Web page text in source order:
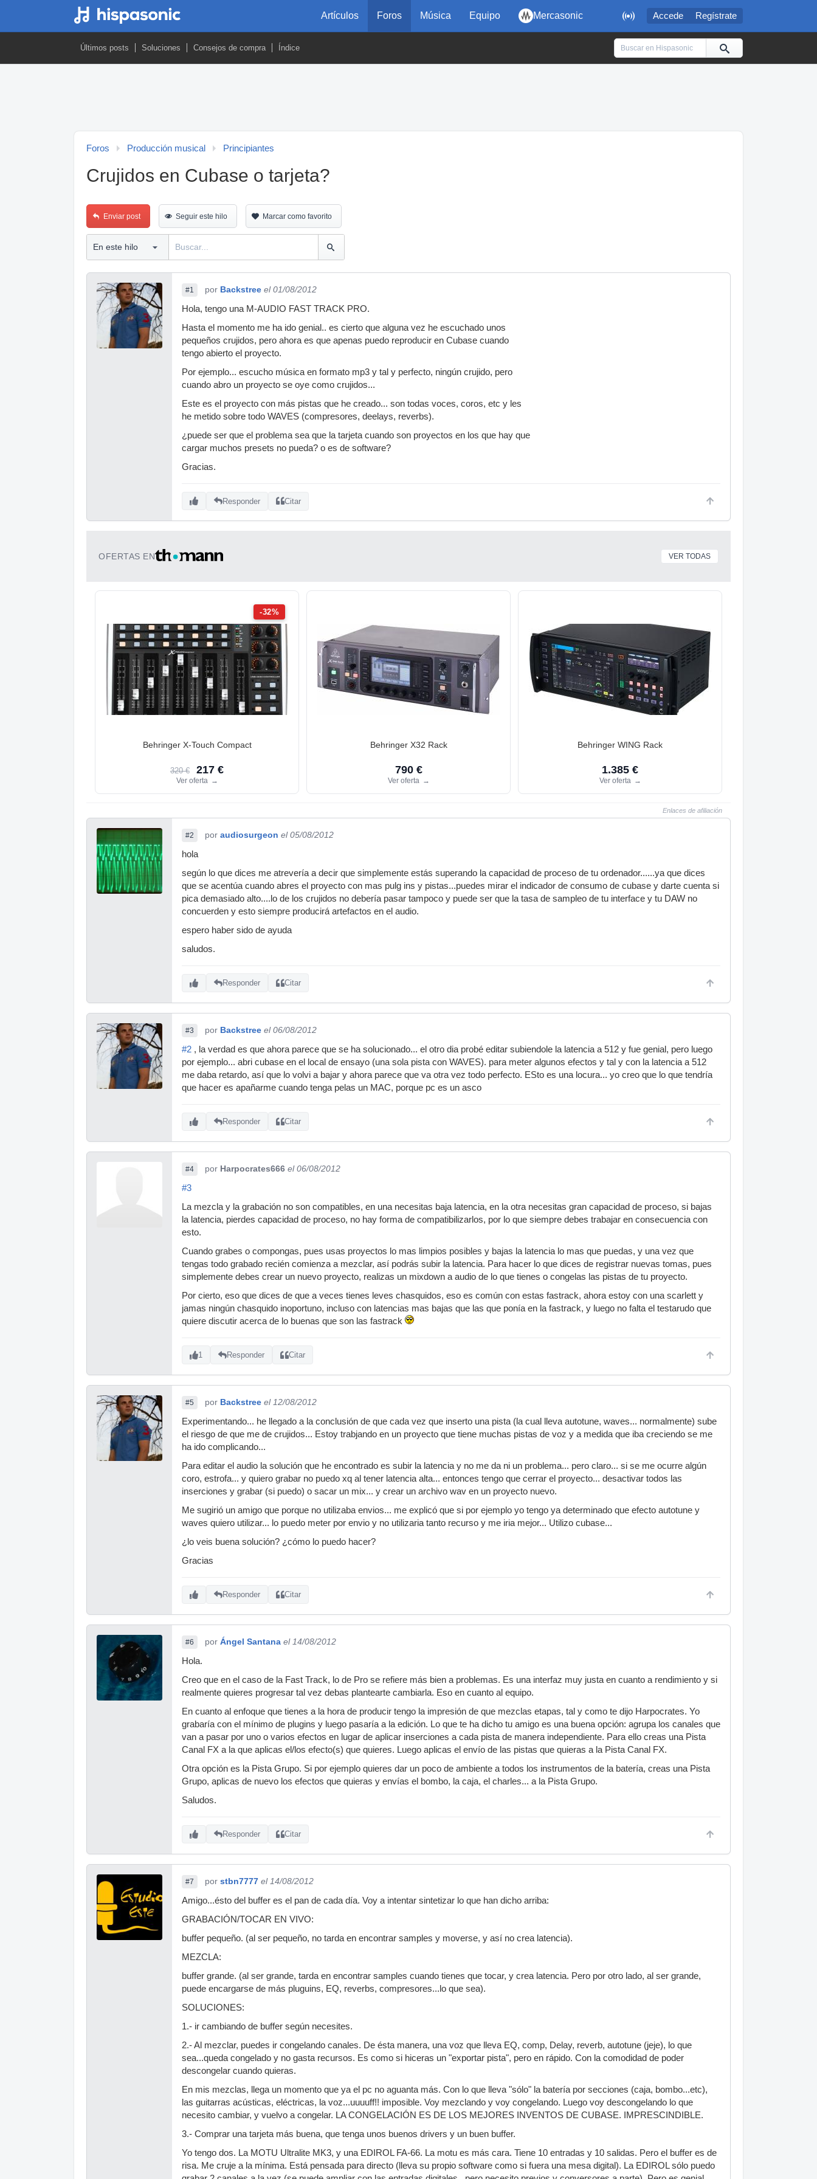
 Accede Regístrate
Artículos Foros Música Equipo Mercasonic
Últimos posts Soluciones Consejos de compra Índice
Foros Producción musical Principiantes
Crujidos en Cubase o tarjeta?
Enviar post Seguir este hilo Marcar como favorito
#1 por Backstree el 01/08/2012
Hola, tengo una M-AUDIO FAST TRACK PRO.
Hasta el momento me ha ido genial.. es cierto que alguna vez he escuchado unos
pequeños crujidos, pero ahora es que apenas puedo reproducir en Cubase cuando
tengo abierto el proyecto.
Por ejemplo... escucho música en formato mp3 y tal y perfecto, ningún crujido, pero
cuando abro un proyecto se oye como crujidos...
Este es el proyecto con más pistas que he creado... son todas voces, coros, etc y les
he metido sobre todo WAVES (compresores, deelays, reverbs).
¿puede ser que el problema sea que la tarjeta cuando son proyectos en los que hay que
cargar muchos presets no pueda? o es de software?
Gracias.
Responder Citar
OFERTAS EN VER TODAS
-32%
Behringer X-Touch Compact
320 € 217 €
Ver oferta →
Behringer X32 Rack
790 €
Ver oferta →
Behringer WING Rack
1.385 €
Ver oferta →
Enlaces de afiliación
#2 por audiosurgeon el 05/08/2012
hola
según lo que dices me atrevería a decir que simplemente estás superando la capacidad de proceso de tu ordenador......ya que dices
que se acentúa cuando abres el proyecto con mas pulg ins y pistas...puedes mirar el indicador de consumo de cubase y darte cuenta si
pica demasiado alto....lo de los crujidos no debería pasar tampoco y puede ser que la tasa de sampleo de tu interface y tu DAW no
concuerden y esto siempre producirá artefactos en el audio.
espero haber sido de ayuda
saludos.
Responder Citar
#3 por Backstree el 06/08/2012
#2 , la verdad es que ahora parece que se ha solucionado... el otro dia probé editar subiendole la latencia a 512 y fue genial, pero luego
por ejemplo... abri cubase en el local de ensayo (una sola pista con WAVES). para meter algunos efectos y tal y con la latencia a 512
me daba retardo, así que lo volvi a bajar y ahora parece que va otra vez todo perfecto. ESto es una locura... yo creo que lo que tendría
que hacer es apañarme cuando tenga pelas un MAC, porque pc es un asco
Responder Citar
#4 por Harpocrates666 el 06/08/2012
#3
La mezcla y la grabación no son compatibles, en una necesitas baja latencia, en la otra necesitas gran capacidad de proceso, si bajas
la latencia, pierdes capacidad de proceso, no hay forma de compatibilizarlos, por lo que siempre debes trabajar en consecuencia con
esto.
Cuando grabes o compongas, pues usas proyectos lo mas limpios posibles y bajas la latencia lo mas que puedas, y una vez que
tengas todo grabado recién comienza a mezclar, así podrás subir la latencia. Para hacer lo que dices de registrar nuevas tomas, pues
simplemente debes crear un nuevo proyecto, realizas un mixdown a audio de lo que tienes o congelas las pistas de tu proyecto.
Por cierto, eso que dices de que a veces tienes leves chasquidos, eso es común con estas fastrack, ahora estoy con una scarlett y
jamas ningún chasquido inoportuno, incluso con latencias mas bajas que las que ponía en la fastrack, y luego no falta el testarudo que
quiere discutir acerca de lo buenas que son las fastrack
1 Responder Citar
#5 por Backstree el 12/08/2012
Experimentando... he llegado a la conclusión de que cada vez que inserto una pista (la cual lleva autotune, waves... normalmente) sube
el riesgo de que me de crujidos... Estoy trabjando en un proyecto que tiene muchas pistas de voz y a medida que iba creciendo se me
ha ido complicando...
Para editar el audio la solución que he encontrado es subir la latencia y no me da ni un problema... pero claro... si se me ocurre algún
coro, estrofa... y quiero grabar no puedo xq al tener latencia alta... entonces tengo que cerrar el proyecto... desactivar todos las
inserciones y grabar (si puedo) o sacar un mix... y crear un archivo wav en un proyecto nuevo.
Me sugirió un amigo que porque no utilizaba envios... me explicó que si por ejemplo yo tengo ya determinado que efecto autotune y
waves quiero utilizar... lo puedo meter por envio y no utilizaria tanto recurso y me iria mejor... Utilizo cubase...
¿lo veis buena solución? ¿cómo lo puedo hacer?
Gracias
Responder Citar
#6 por Ángel Santana el 14/08/2012
Hola.
Creo que en el caso de la Fast Track, lo de Pro se refiere más bien a problemas. Es una interfaz muy justa en cuanto a rendimiento y si
realmente quieres progresar tal vez debas plantearte cambiarla. Eso en cuanto al equipo.
En cuanto al enfoque que tienes a la hora de producir tengo la impresión de que mezclas etapas, tal y como te dijo Harpocrates. Yo
grabaría con el mínimo de plugins y luego pasaría a la edición. Lo que te ha dicho tu amigo es una buena opción: agrupa los canales que
van a pasar por uno o varios efectos en lugar de aplicar inserciones a cada pista de manera independiente. Para ello creas una Pista
Canal FX a la que aplicas el/los efecto(s) que quieres. Luego aplicas el envío de las pistas que quieras a la Pista Canal FX.
Otra opción es la Pista Grupo. Si por ejemplo quieres dar un poco de ambiente a todos los instrumentos de la batería, creas una Pista
Grupo, aplicas de nuevo los efectos que quieras y envías el bombo, la caja, el charles... a la Pista Grupo.
Saludos.
Responder Citar
#7 por stbn7777 el 14/08/2012
Amigo...ésto del buffer es el pan de cada día. Voy a intentar sintetizar lo que han dicho arriba:
GRABACIÓN/TOCAR EN VIVO:
buffer pequeño. (al ser pequeño, no tarda en encontrar samples y moverse, y así no crea latencia).
MEZCLA:
buffer grande. (al ser grande, tarda en encontrar samples cuando tienes que tocar, y crea latencia. Pero por otro lado, al ser grande,
puede encargarse de más pluguins, EQ, reverbs, compresores...lo que sea).
SOLUCIONES:
1.- ir cambiando de buffer según necesites.
2.- Al mezclar, puedes ir congelando canales. De ésta manera, una voz que lleva EQ, comp, Delay, reverb, autotune (jeje), lo que
sea...queda congelado y no gasta recursos. Es como si hiceras un "exportar pista", pero en rápido. Con la comodidad de poder
descongelar cuando quieras.
En mis mezclas, llega un momento que ya el pc no aguanta más. Con lo que lleva "sólo" la batería por secciones (caja, bombo...etc),
las guitarras acústicas, eléctricas, la voz...uuuuff!! imposible. Voy mezclando y voy congelando. Luego voy descongelando lo que
necesito cambiar, y vuelvo a congelar. LA CONGELACIÓN ES DE LOS MEJORES INVENTOS DE CUBASE. IMPRESCINDIBLE.
3.- Comprar una tarjeta más buena, que tenga unos buenos drivers y un buen buffer.
Yo tengo dos. La MOTU Ultralite MK3, y una EDIROL FA-66. La motu es más cara. Tiene 10 entradas y 10 salidas. Pero el buffer es de
risa. Me cruje a la mínima. Está pensada para directo (lleva su propio software como si fuera una mesa digital). La EDIROL sólo puedo